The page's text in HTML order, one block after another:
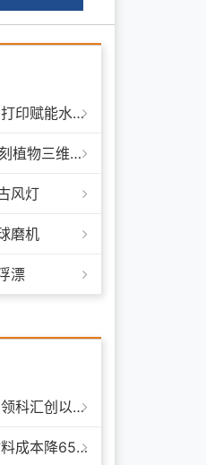
青岛领科汇创 3D 打印赋能水下清洁机器人：突破传统制造，深耕海洋智能装备新场景
青岛3d打印-1:1复刻植物三维模型
风灯
磨机
漂
聚焦山东铸造展｜领科汇创以 3D 打印技术赋能铸造模具革新
日产上百公斤，材料成本降65%+，领科汇创FGF颗粒料3D打印机